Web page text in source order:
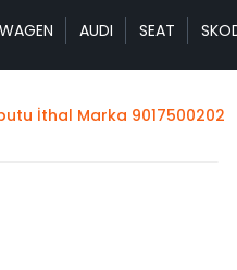
AUDI SEAT
İthal Marka 9017500202